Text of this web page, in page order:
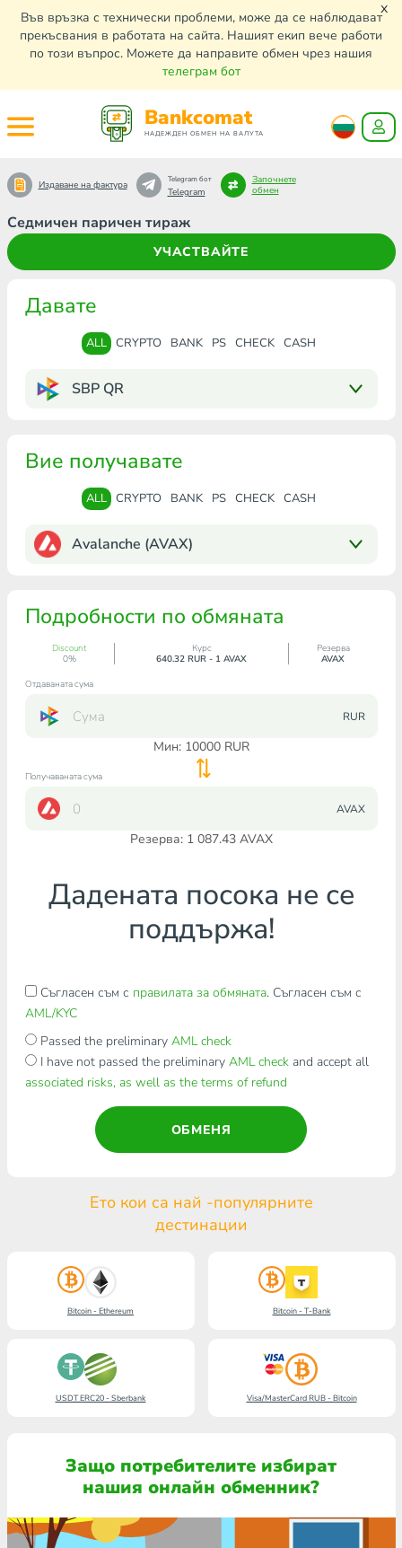
Във връзка с технически проблеми, може да се наблюдават
прекъсвания в работата на сайта. Нашият екип вече работи
по този въпрос. Можете да направите обмен чрез нашия
телеграм бот
x
Bankcomat
НАДЕЖДЕН ОБМЕН НА ВАЛУТА
Седмичен паричен тираж
УЧАСТВАЙТЕ
Издаване на фактура Telegram бот
Telegram
Започнете
обмен
Давате
ALL CRYPTO BANK PS CHECK CASH
SBP QR
Вие получавате
ALL CRYPTO BANK PS CHECK CASH
Avalanche (AVAX)
Подробности по обмяната
Discount
0%
Курс
640.32 RUR - 1 AVAX
Резерва
AVAX
Отдаваната сума
RUR
Мин: 10000RUR
Получаваната сума
AVAX
Резерва: 1 087.43 AVAX
Дадената посока не се
поддържа!
Съгласен съм с правилата за обмяната. Съгласен съм с
AML/KYC
Passed the preliminary AML check
I have not passed the preliminary AML checkand accept all
associated risks, as well as the terms of refund
ОБМЕНЯ
Ето кои са най -популярните
дестинации
Bitcoin - Ethereum Bitcoin - T-Bank
USDT ERC20 - Sberbank Visa/MasterCard RUB - Bitcoin
Защо потребителите избират
нашия онлайн обменник?